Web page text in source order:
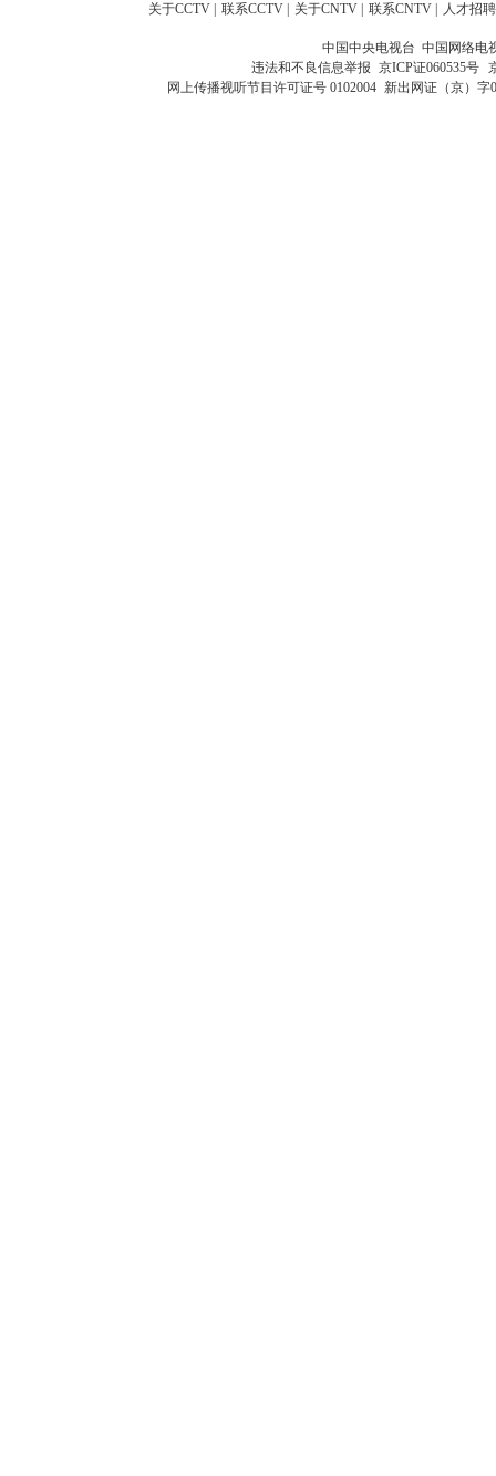
关于CCTV 联系CCTV 关于CNTV 联系CNTV 人才招聘
中国中央电视台 中国网络电
违法和不良信息举报 京ICP证060535号
网上传播视听节目许可证号 0102004 新出网证（京）